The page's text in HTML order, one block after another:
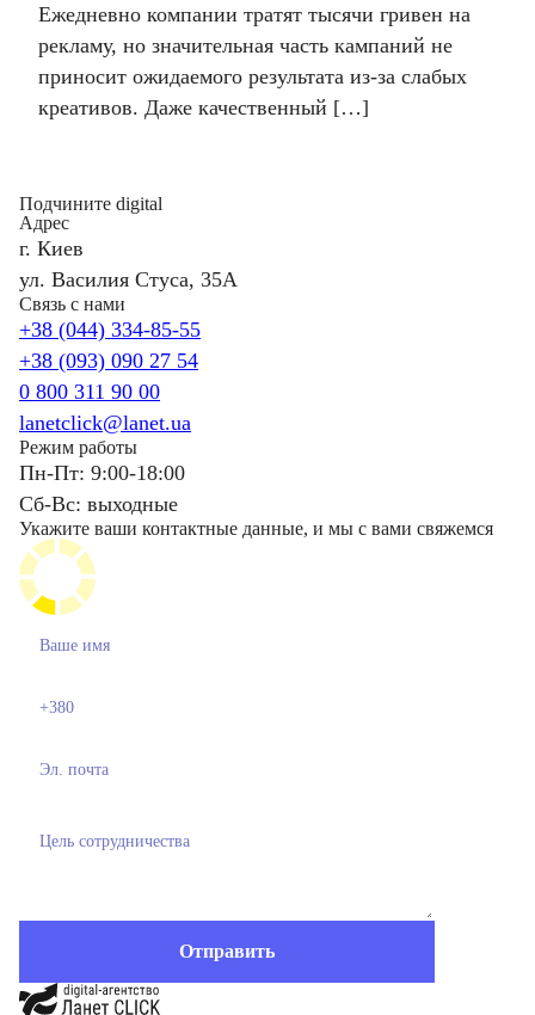
Ежедневно компании тратят тысячи гривен на
рекламу, но значительная часть кампаний не
приносит ожидаемого результата из-за слабых
креативов. Даже качественный […]
Подчините digital
Адрес
г. Киев
ул. Василия Стуса, 35А
Связь с нами
+38 (044) 334-85-55
+38 (093) 090 27 54
0 800 311 90 00
lanetclick@lanet.ua
Режим работы
Пн-Пт: 9:00-18:00
Сб-Вс: выходные
Укажите ваши контактные данные, и мы с вами свяжемся